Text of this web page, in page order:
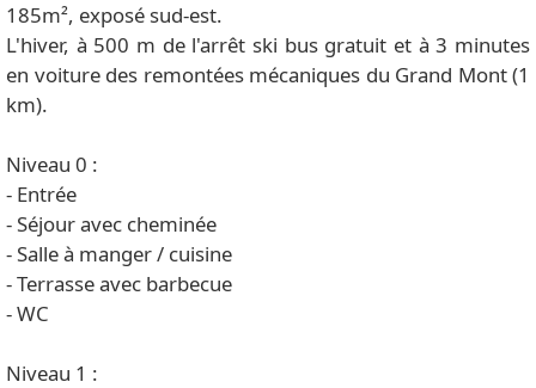
185m², exposé sud-est.
L'hiver, à 500 m de l'arrêt ski bus gratuit et à 3 minutes
en voiture des remontées mécaniques du Grand Mont (1
km).
Niveau 0 :
- Entrée
- Séjour avec cheminée
- Salle à manger / cuisine
- Terrasse avec barbecue
- WC
Niveau 1 :